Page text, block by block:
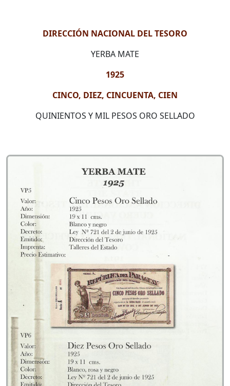
DIRECCIÓN NACIONAL DEL TESORO
YERBA MATE
1925
CINCO, DIEZ, CINCUENTA, CIEN
QUINIENTOS Y MIL PESOS ORO SELLADO